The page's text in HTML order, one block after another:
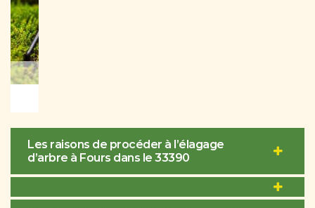
Les raisons de procéder à l’élagage
d’arbre à Fours dans le 33390